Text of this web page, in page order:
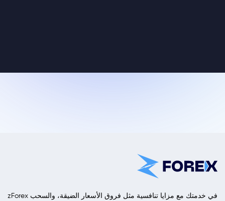
zForex في خدمتك مع مزايا تنافسية مثل فروق الأسعار الضيقة، والسحب